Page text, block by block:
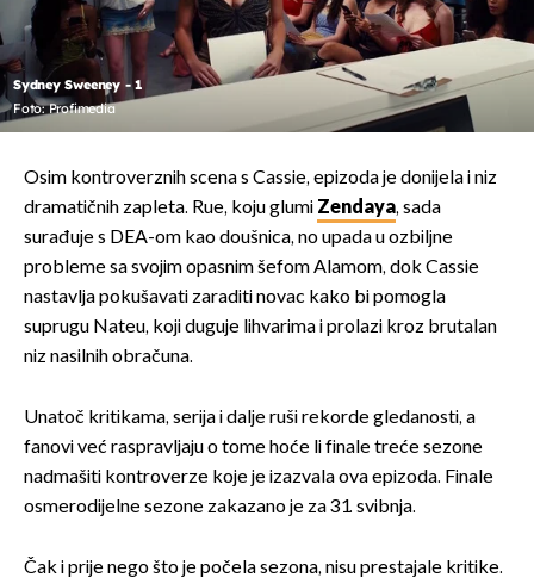
Sydney Sweeney - 1
Foto: Profimedia
Osim kontroverznih scena s Cassie, epizoda je donijela i niz
dramatičnih zapleta. Rue, koju glumi Zendaya, sada
surađuje s DEA-om kao doušnica, no upada u ozbiljne
probleme sa svojim opasnim šefom Alamom, dok Cassie
nastavlja pokušavati zaraditi novac kako bi pomogla
suprugu Nateu, koji duguje lihvarima i prolazi kroz brutalan
niz nasilnih obračuna.
Unatoč kritikama, serija i dalje ruši rekorde gledanosti, a
fanovi već raspravljaju o tome hoće li finale treće sezone
nadmašiti kontroverze koje je izazvala ova epizoda. Finale
osmerodijelne sezone zakazano je za 31. svibnja.
Čak i prije nego što je počela sezona, nisu prestajale kritike.